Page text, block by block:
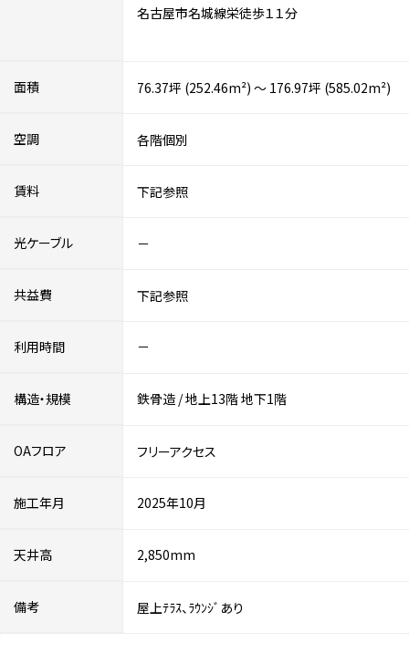
名古屋市名城線栄徒歩１１分
面積 76.37坪 (252.46m²) ～ 176.97坪 (585.02m²)
空調 各階個別
賃料 下記参照
光ケーブル －
共益費 下記参照
利用時間 －
構造・規模 鉄骨造 /地上13階地下1階
OAフロア フリーアクセス
施工年月 2025年10月
天井高 2,850mm
備考 屋上ﾃﾗｽ、ﾗｳﾝｼﾞあり